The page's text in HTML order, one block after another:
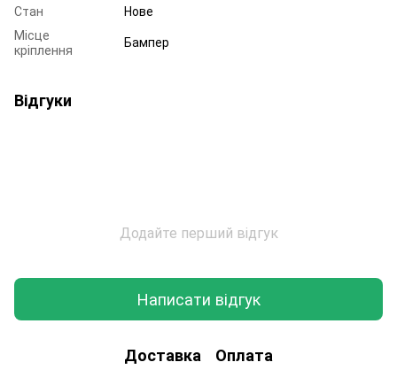
Стан
Нове
Місце
кріплення
Бампер
Відгуки
Додайте перший відгук
Написати відгук
Доставка Оплата